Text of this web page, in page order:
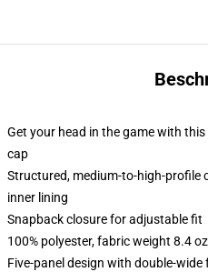
Get your head in the game with
cap
Structured, medium-to-high-profile
inner lining
Snapback closure for adjustable fit
100% polyester, fabric weight 8.4
Five-panel design with double-